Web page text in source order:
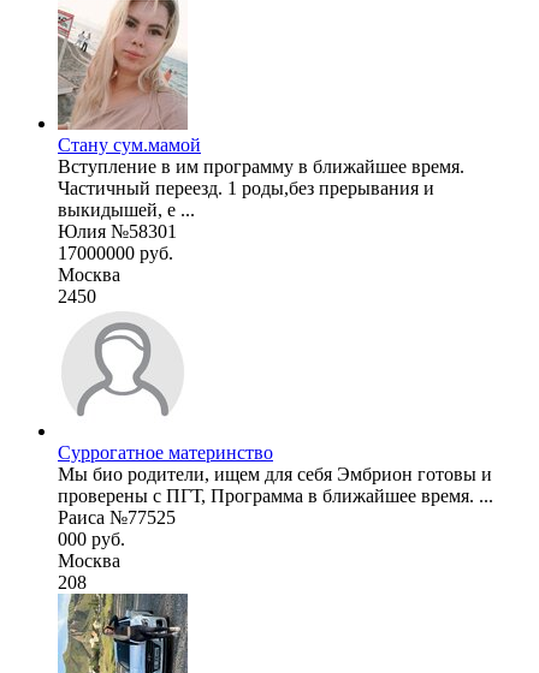
Стану сум.мамой
Вступление в им программу в ближайшее время.
Частичный переезд. 1 роды,без прерывания и
выкидышей, е ...
Юлия №58301
17000000 руб.
Москва
2450
Суррогатное материнство
Мы био родители, ищем для себя Эмбрион готовы и
проверены с ПГТ, Программа в ближайшее время. ...
Раиса №77525
000 руб.
Москва
208